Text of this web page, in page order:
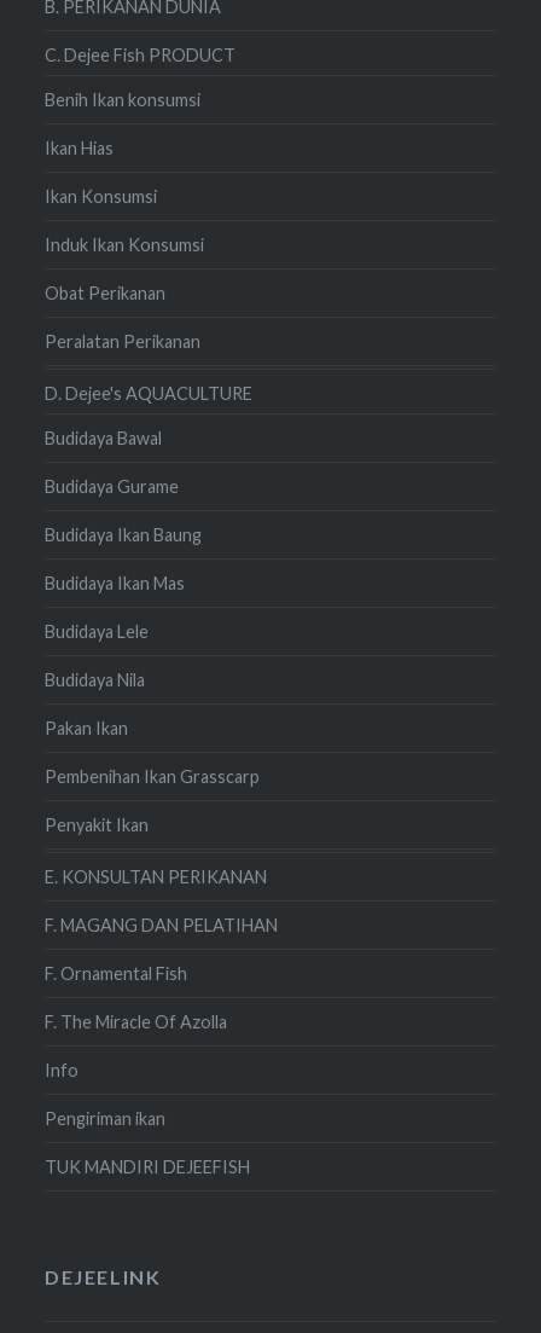
B. PERIKANAN DUNIA
C. Dejee Fish PRODUCT
Benih Ikan konsumsi
Ikan Hias
Ikan Konsumsi
Induk Ikan Konsumsi
Obat Perikanan
Peralatan Perikanan
D. Dejee's AQUACULTURE
Budidaya Bawal
Budidaya Gurame
Budidaya Ikan Baung
Budidaya Ikan Mas
Budidaya Lele
Budidaya Nila
Pakan Ikan
Pembenihan Ikan Grasscarp
Penyakit Ikan
E. KONSULTAN PERIKANAN
F. MAGANG DAN PELATIHAN
F. Ornamental Fish
F. The Miracle Of Azolla
Info
Pengiriman ikan
TUK MANDIRI DEJEEFISH
DEJEELINK